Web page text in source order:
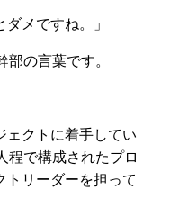
ダメですね。」
の言葉です。
ェクトに着手してい
程で構成されたプロ
トリーダーを担って